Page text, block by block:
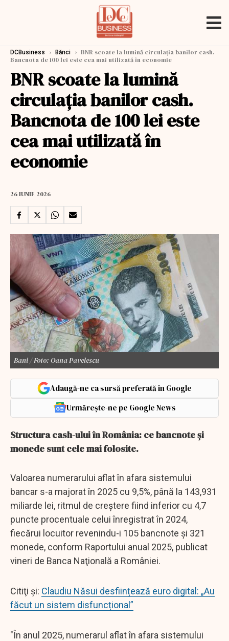
DCBusiness › Bănci › BNR scoate la lumină circulația banilor cash.
Bancnota de 100 lei este cea mai utilizată în economie
BNR scoate la lumină
circulația banilor cash.
Bancnota de 100 lei este
cea mai utilizată în
economie
26 IUNIE 2026
Bani / Foto: Oana Pavelescu
Adaugă-ne ca sursă preferată în Google
Urmărește-ne pe Google News
Structura cash-ului în România: ce bancnote și
monede sunt cele mai folosite.
Valoarea numerarului aflat în afara sistemului
bancar s-a majorat în 2025 cu 9,5%, până la 143,931
miliarde lei, ritmul de creştere fiind inferior cu 4,7
puncte procentuale celui înregistrat în 2024,
fiecărui locuitor revenindu-i 105 bancnote şi 321
monede, conform Raportului anual 2025, publicat
vineri de Banca Naţională a României.
Citiţi şi: Claudiu Năsui desființează euro digital: „Au
făcut un sistem disfuncțional”
"În anul 2025, numerarul aflat în afara sistemului